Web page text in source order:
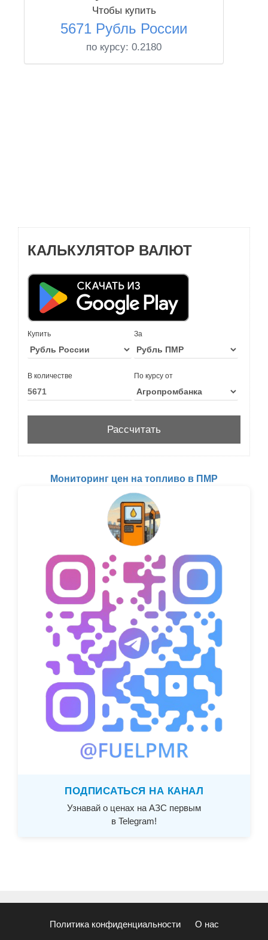
Чтобы купить
5671 Рубль России
по курсу: 0.2180
КАЛЬКУЛЯТОР ВАЛЮТ
Купить За
В количестве По курсу от
Мониторинг цен на топливо в ПМР
ПОДПИСАТЬСЯ НА КАНАЛ
Узнавай о ценах на АЗС первым
в Telegram!
Политика конфиденциальности О нас